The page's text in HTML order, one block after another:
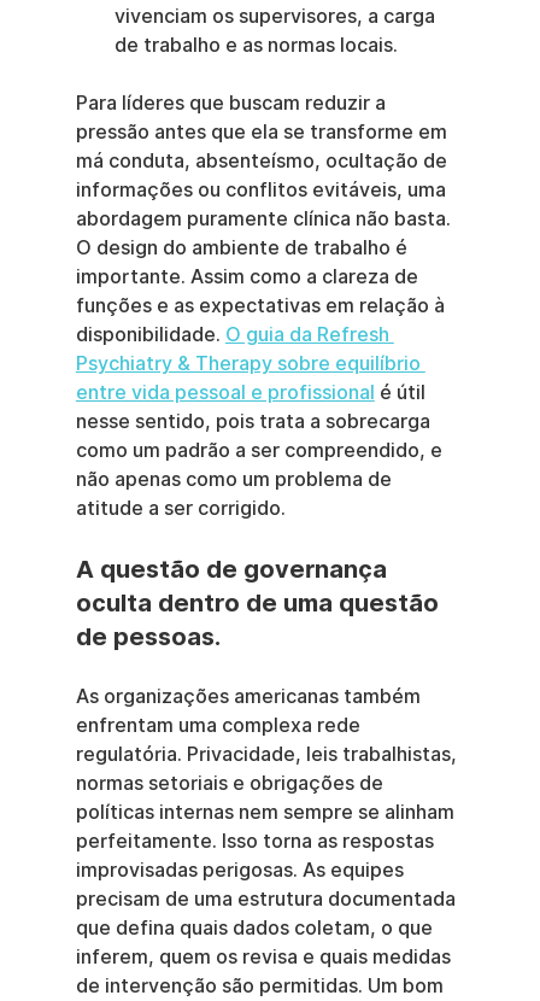
vivenciam os supervisores, a carga
de trabalho e as normas locais.
Para líderes que buscam reduzir a
pressão antes que ela se transforme em
má conduta, absenteísmo, ocultação de
informações ou conflitos evitáveis, uma
abordagem puramente clínica não basta.
O design do ambiente de trabalho é
importante. Assim como a clareza de
funções e as expectativas em relação à
disponibilidade. O guia da Refresh
Psychiatry & Therapy sobre equilíbrio
entre vida pessoal e profissional é útil
nesse sentido, pois trata a sobrecarga
como um padrão a ser compreendido, e
não apenas como um problema de
atitude a ser corrigido.
A questão de governança
oculta dentro de uma questão
de pessoas.
As organizações americanas também
enfrentam uma complexa rede
regulatória. Privacidade, leis trabalhistas,
normas setoriais e obrigações de
políticas internas nem sempre se alinham
perfeitamente. Isso torna as respostas
improvisadas perigosas. As equipes
precisam de uma estrutura documentada
que defina quais dados coletam, o que
inferem, quem os revisa e quais medidas
de intervenção são permitidas. Um bom